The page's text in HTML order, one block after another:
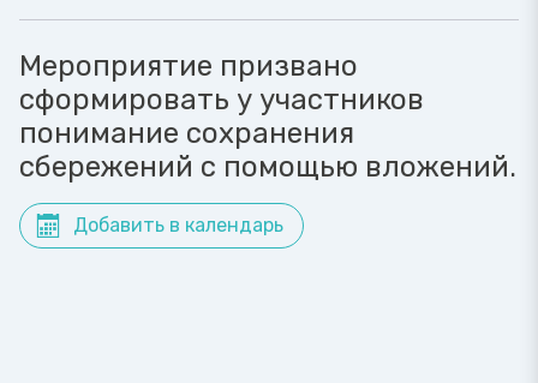
Мероприятие призвано
сформировать у участников
понимание сохранения
сбережений с помощью вложений.
Добавить в календарь